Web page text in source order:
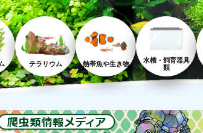
テラリウム 熱帯魚や生き物
水槽・飼育器具
類